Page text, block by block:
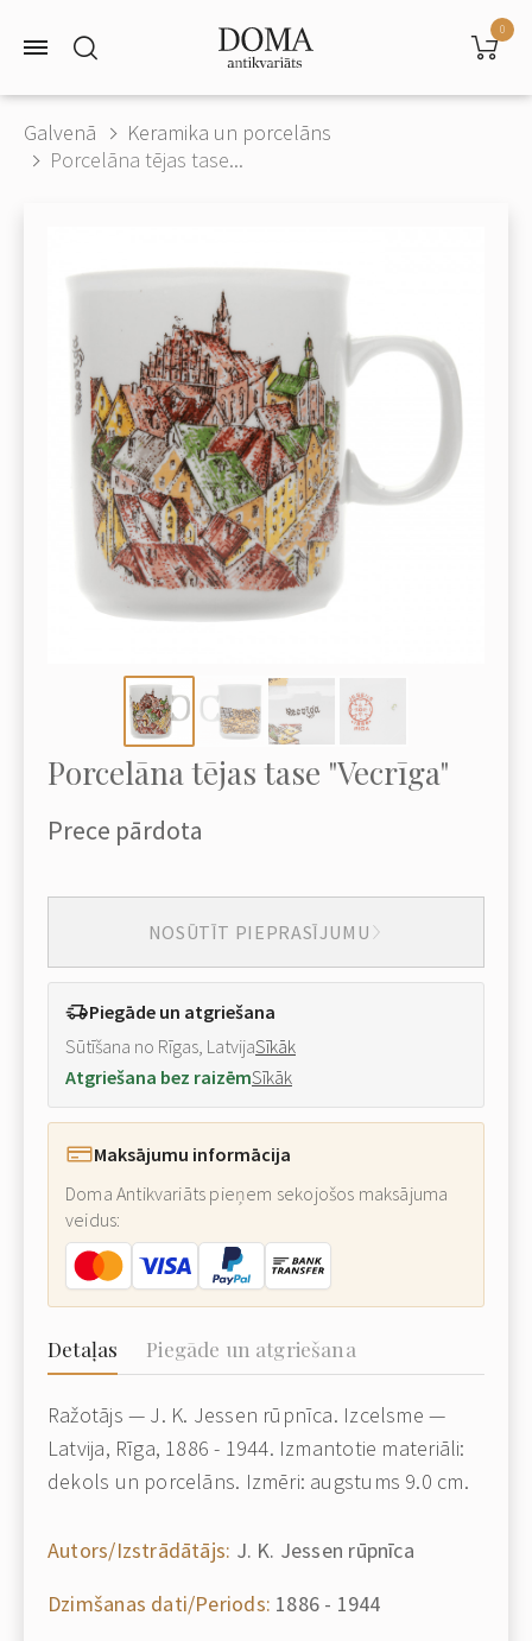
0
Galvenā
Keramika un porcelāns
Porcelāna tējas tase...
Porcelāna tējas tase "Vecrīga"
Prece pārdota
NOSŪTĪT PIEPRASĪJUMU
Piegāde un atgriešana
Sūtīšana no Rīgas, LatvijaSīkāk
Atgriešana bez raizēmSīkāk
Maksājumu informācija
Doma Antikvariāts pieņem sekojošos maksājuma
veidus:
Detaļas Piegāde un atgriešana
Ražotājs — J. K. Jessen rūpnīca. Izcelsme —
Latvija, Rīga, 1886 - 1944. Izmantotie materiāli:
dekols un porcelāns. Izmēri: augstums 9.0 cm.
Autors/Izstrādātājs: J. K. Jessen rūpnīca
Dzimšanas dati/Periods: 1886 - 1944